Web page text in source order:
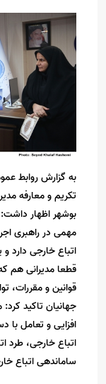
به گزارش روابط
تکریم و معارفه
بوشهر اظهار
مهمی در راهبری
اتباع خارجی دارد
قطعا مدیرانی هم
قوانین و مقررات،
جهانیان تاکید
افزایی و تعامل
اتباع خارجی،
ساماندهی اتباع